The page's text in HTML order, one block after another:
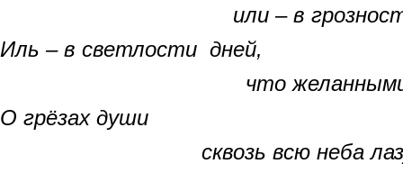
или – в грозности
Иль – в светлости дней,
что желанными
О грёзах души
сквозь всю неба